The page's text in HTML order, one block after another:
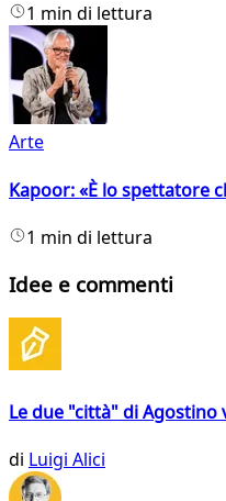
1 min di lettura
Arte
Kapoor: «È lo spettatore
1 min di lettura
Idee e commenti
Le due "città" di
di Luigi Alici